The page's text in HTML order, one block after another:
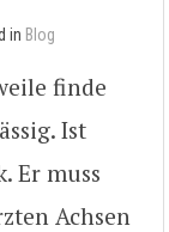
in Blog
finde
Ist
Er muss
Achsen